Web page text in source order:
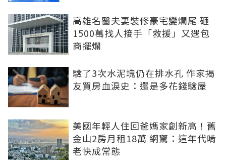
高雄名醫夫妻裝修豪宅變爛尾 砸
1500萬找人接手「救援」又遇包
商擺爛
驗了3次水泥塊仍在排水孔 作家揭
友買房血淚史：還是多花錢驗屋
美國年輕人住回爸媽家創新高！舊
金山2房月租18萬 網驚：這年代啃
老快成常態